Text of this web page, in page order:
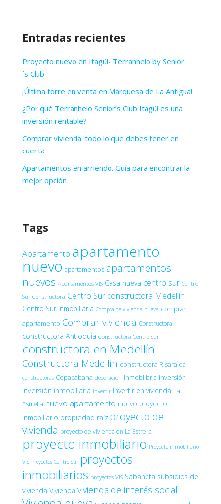
Entradas recientes
Proyecto nuevo en Itagüí- Terranhelo by Senior
´s Club
¡Última torre en venta en Marquesa de La Antigua!
¿Por qué Terranhelo Senior’s Club Itagüí es una
inversión rentable?
Comprar vivienda: todo lo que debes tener en
cuenta
Apartamentos en arriendo. Guía para encontrar la
mejor opción
Tags
Apartamento apartamento
nuevo apartamentos apartamentos
nuevos Apartamentos VIS Casa nueva centro sur Centro
Sur Constructora Centro Sur constructora Medellín
Centro Sur Inmobiliaria Compra de vivienda nueva comprar
apartamento Comprar vivienda Constructora
constructora Antioquia Constructora Centro Sur
constructora en Medellín
Constructora Medellín constructora Risaralda
constructoras Copacabana decoración inmobiliaria inversión
inversión inmobiliaria invertir Invertir en vivienda La
Estrella nuevo apartamento nuevo proyecto
inmobiliario propiedad raíz proyecto de
vivienda proyecto de vivienda en La Estrella
proyecto inmobiliario Proyecto inmobiliario
VIS Proyectos Centro Sur proyectos
inmobiliarios proyectos VIS Sabaneta subsidios de
vivienda Vivienda vivienda de interés social